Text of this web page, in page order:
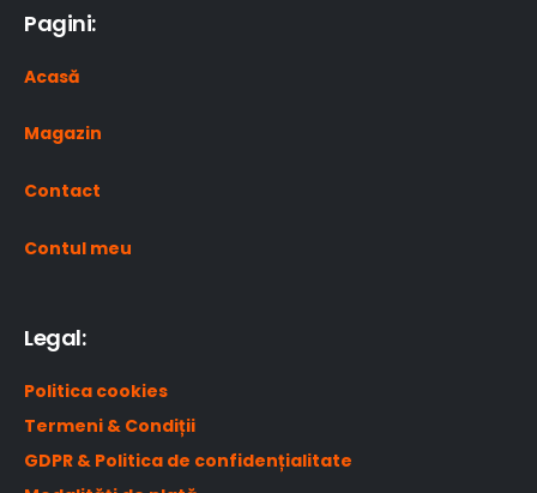
Pagini:
Acasă
Magazin
Contact
Contul meu
Legal:
Politica cookies
Termeni & Condiții
GDPR & Politica de confidențialitate